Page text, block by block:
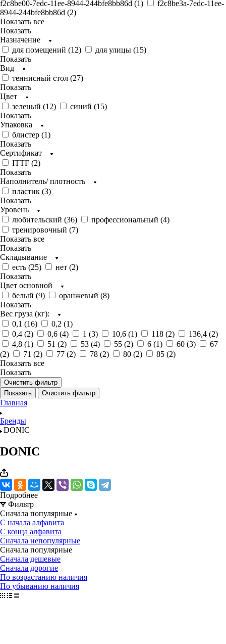
f2c8be00-7edc-11ee-8944-244bfe8bb86d (1)
f2c8be3a-7edc-11ee-
8944-244bfe8bb86d (2)
Показать все
Показать
Назначение
для помещений (12) для улицы (15)
Показать
Вид
теннисный стол (27)
Показать
Цвет
зеленый (12) синий (15)
Показать
Упаковка
блистер (1)
Показать
Сертификат
ITTF (2)
Показать
Наполнитель/ плотность
пластик (3)
Показать
Уровень
любительский (36) профессиональный (4)
тренировочный (7)
Показать все
Показать
Складывание
есть (25) нет (2)
Показать
Цвет основной
белый (9) оранжевый (8)
Показать
Вес груза (кг):
0,1 (16) 0,2 (1)
0,4 (2) 0,6 (4) 1 (3) 10,6 (1) 118 (2) 136,4 (2)
4,8 (1) 51 (2) 53 (4) 55 (2) 6 (1) 60 (3)
67
(2) 71 (2) 77 (2) 78 (2) 80 (2) 85 (2)
Показать все
Показать
Очистить фильтр
Показать
Очистить фильтр
Главная
Бренды
DONIC
DONIC
Подробнее
Фильтр
Сначала популярные
С начала алфавита
С конца алфавита
Сначала непопулярные
Сначала популярные
Сначала дешевые
Сначала дорогие
По возрастанию наличия
По убыванию наличия